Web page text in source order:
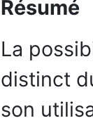
Résumé
La
distinct
son